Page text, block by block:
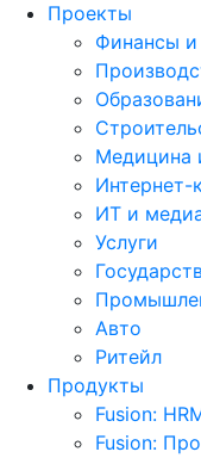
Проекты
Финансы и
Медицина
ИТ и
Услуги
Авто
Ритейл
Продукты
Fusion:
Fusion: